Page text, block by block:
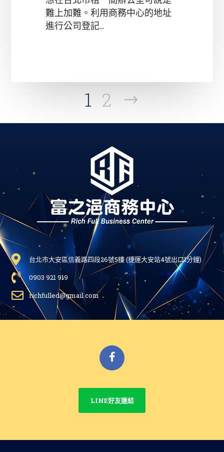
難上加難。利用商務中心的地址
進行公司登記...
1 2
台北市大安區信義路四段26號5樓 (捷運大安站4號出口1分鐘)
0903 921 919
richfulled@gmail.com
LINE好友連結